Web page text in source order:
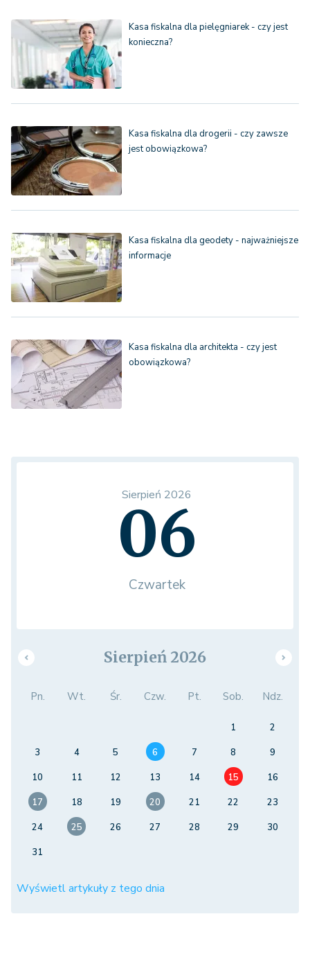
Kasa fiskalna dla pielęgniarek - czy jest
konieczna?
Kasa fiskalna dla drogerii - czy zawsze
jest obowiązkowa?
Kasa fiskalna dla geodety - najważniejsze
informacje
Kasa fiskalna dla architekta - czy jest
obowiązkowa?
Sierpień 2026
06
Czwartek
Sierpień 2026
Pn. Wt. Śr. Czw. Pt. Sob. Ndz.
1
2
3
4 5 6 7 8
9
10
11 12 13 14 15
16
17
18 19 20 21 22
23
24
25 26 27 28 29
30
31
Wyświetl artykuły z tego dnia